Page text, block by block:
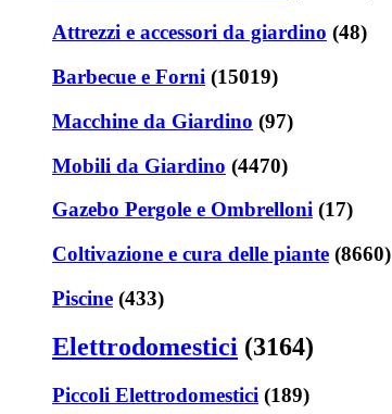
Attrezzi e accessori da giardino (48)
Barbecue e Forni (15019)
Macchine da Giardino (97)
Mobili da Giardino (4470)
Gazebo Pergole e Ombrelloni (17)
Coltivazione e cura delle piante (8660)
Piscine (433)
Elettrodomestici (3164)
Piccoli Elettrodomestici (189)